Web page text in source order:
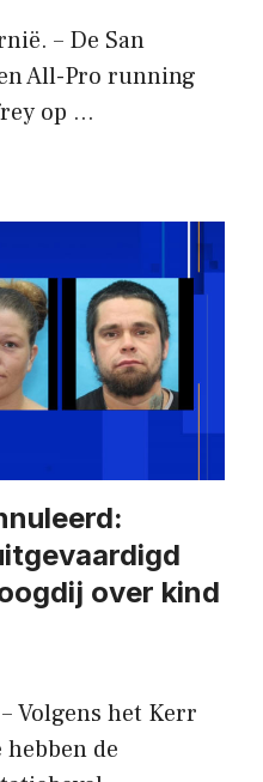
– De San
All-Pro running
op …
over kind
– Volgens het Kerr
hebben de